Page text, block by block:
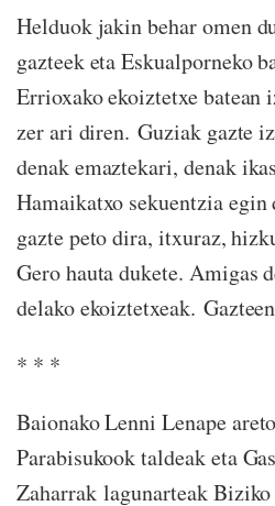
Helduok jakin behar omen
gazteek eta Eskualporneko
Errioxako ekoiztetxe batean
zer ari diren. Guziak gazte
denak emaztekari, denak
Hamaikatxo sekuentzia
gazte peto dira, itxuraz,
Gero hauta dukete. Amigas
delako ekoiztetxeak.
* * *
Baionako Lenni Lenape
Parabisukook taldeak eta
Zaharrak lagunarteak